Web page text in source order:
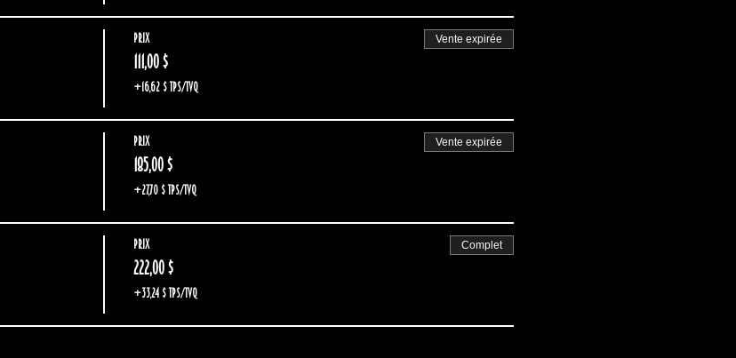
Prix
111,00 $
+16,62 $ TPS/TVQ
Vente expirée
Prix
185,00 $
+27,70 $ TPS/TVQ
Vente expirée
Prix
222,00 $
+33,24 $ TPS/TVQ
Complet